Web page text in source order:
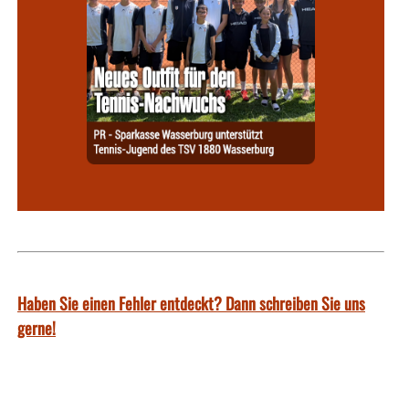
Haben Sie einen Fehler entdeckt? Dann schreiben Sie uns
gerne!